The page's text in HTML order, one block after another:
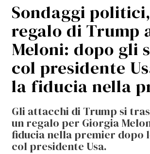
Sondaggi
regalo di Trump
Meloni: dopo gli
col presidente
la fiducia nella
Gli attacchi di Trump si
un regalo per Giorgia
fiducia nella premier dopo
col presidente Usa.